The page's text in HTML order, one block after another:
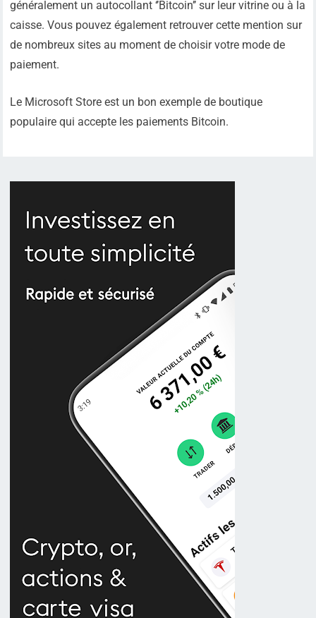
généralement un autocollant ‘’Bitcoin’’ sur leur vitrine ou à la
caisse. Vous pouvez également retrouver cette mention sur
de nombreux sites au moment de choisir votre mode de
paiement.
Le Microsoft Store est un bon exemple de boutique
populaire qui accepte les paiements Bitcoin.